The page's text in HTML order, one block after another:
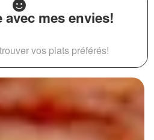
mes envies!
vos plats préférés!